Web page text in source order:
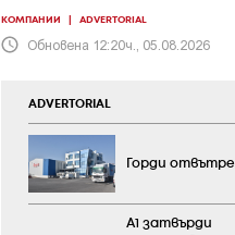
КОМПАНИИ ADVERTORIAL
Обновена 12:20ч., 05.08.2026
ADVERTORIAL
Горди отвътре
А1 затвърди